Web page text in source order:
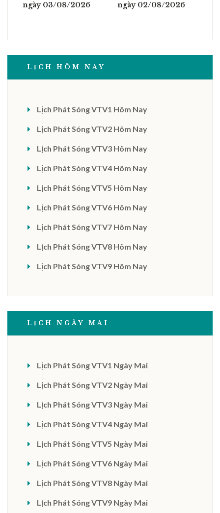
ngày 03/08/2026
ngày 02/08/2026
LỊCH HÔM NAY
Lịch Phát Sóng VTV1 Hôm Nay
Lịch Phát Sóng VTV2 Hôm Nay
Lịch Phát Sóng VTV3 Hôm Nay
Lịch Phát Sóng VTV4 Hôm Nay
Lịch Phát Sóng VTV5 Hôm Nay
Lịch Phát Sóng VTV6 Hôm Nay
Lịch Phát Sóng VTV7 Hôm Nay
Lịch Phát Sóng VTV8 Hôm Nay
Lịch Phát Sóng VTV9 Hôm Nay
LỊCH NGÀY MAI
Lịch Phát Sóng VTV1 Ngày Mai
Lịch Phát Sóng VTV2 Ngày Mai
Lịch Phát Sóng VTV3 Ngày Mai
Lịch Phát Sóng VTV4 Ngày Mai
Lịch Phát Sóng VTV5 Ngày Mai
Lịch Phát Sóng VTV6 Ngày Mai
Lịch Phát Sóng VTV8 Ngày Mai
Lịch Phát Sóng VTV9 Ngày Mai